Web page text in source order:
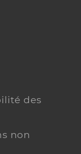
des
non